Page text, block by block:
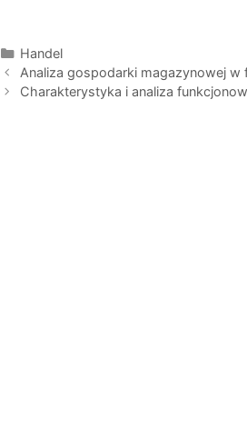
Kategorie
Handel
Analiza gospodarki magazynowej w
Charakterystyka i analiza